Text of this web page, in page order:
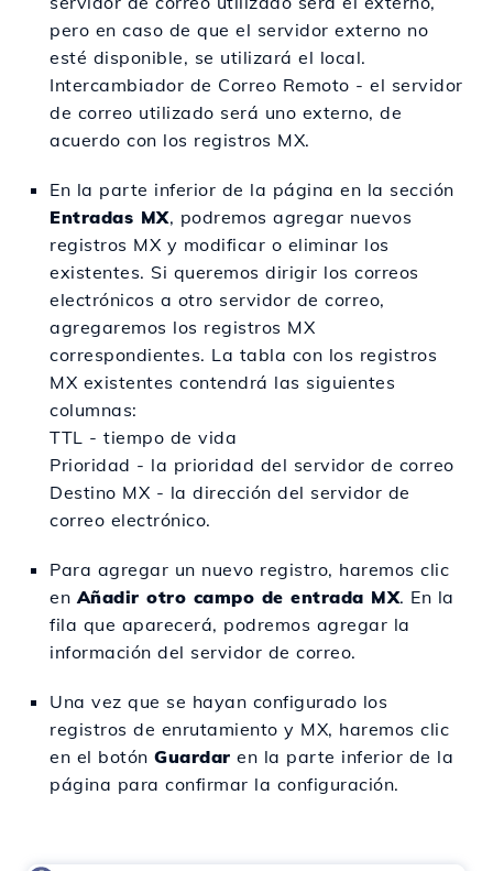
pero en caso de que el servidor externo no
esté disponible, se utilizará el local.
Intercambiador de Correo Remoto - el servidor
de correo utilizado será uno externo, de
acuerdo con los registros MX.
En la parte inferior de la página en la sección
Entradas MX, podremos agregar nuevos
registros MX y modificar o eliminar los
existentes. Si queremos dirigir los correos
electrónicos a otro servidor de correo,
agregaremos los registros MX
correspondientes. La tabla con los registros
MX existentes contendrá las siguientes
columnas:
TTL - tiempo de vida
Prioridad - la prioridad del servidor de correo
Destino MX - la dirección del servidor de
correo electrónico.
Para agregar un nuevo registro, haremos clic
enAñadir otro campo de entrada MX. En la
fila que aparecerá, podremos agregar la
información del servidor de correo.
Una vez que se hayan configurado los
registros de enrutamiento y MX, haremos clic
en el botón Guardar en la parte inferior de la
página para confirmar la configuración.